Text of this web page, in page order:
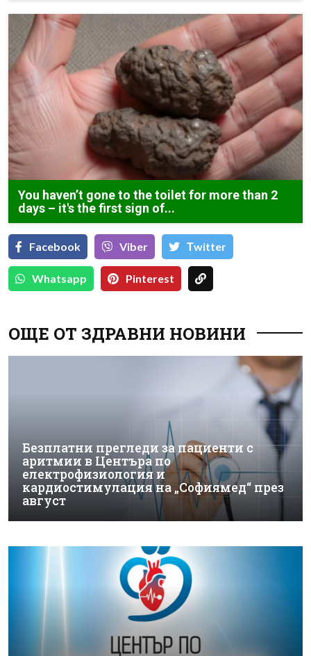
You haven’t gone to the toilet for more than 2
days – it's the first sign of...
Facebook Viber Тwitter
Whatsapp Pinterest
ОЩЕ ОТ ЗДРАВНИ НОВИНИ
Безплатни прегледи за пациенти с
аритмии в Центъра по
електрофизиология и
кардиостимулация на „Софиямед“ през
август